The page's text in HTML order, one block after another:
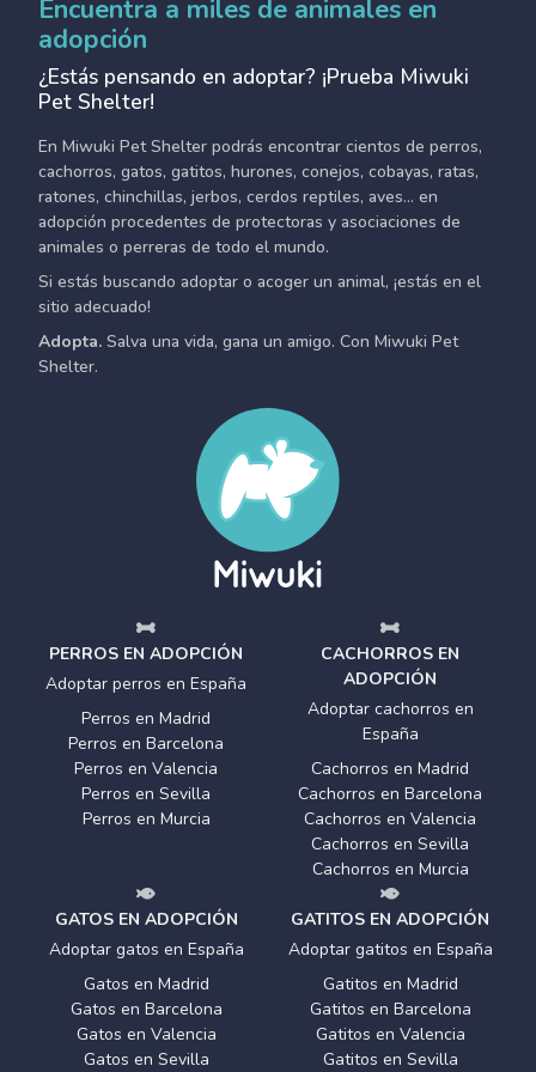
Encuentra a miles de animales en
adopción
¿Estás pensando en adoptar? ¡Prueba Miwuki
Pet Shelter!
En Miwuki Pet Shelter podrás encontrar cientos de perros,
cachorros, gatos, gatitos, hurones, conejos, cobayas, ratas,
ratones, chinchillas, jerbos, cerdos reptiles, aves... en
adopción procedentes de protectoras y asociaciones de
animales o perreras de todo el mundo.
Si estás buscando adoptar o acoger un animal, ¡estás en el
sitio adecuado!
Adopta. Salva una vida, gana un amigo. Con Miwuki Pet
Shelter.
PERROS EN ADOPCIÓN
Adoptar perros en España
Perros en Madrid
Perros en Barcelona
Perros en Valencia
Perros en Sevilla
Perros en Murcia
CACHORROS EN
ADOPCIÓN
Adoptar cachorros en
España
Cachorros en Madrid
Cachorros en Barcelona
Cachorros en Valencia
Cachorros en Sevilla
Cachorros en Murcia
GATOS EN ADOPCIÓN
Adoptar gatos en España
Gatos en Madrid
Gatos en Barcelona
Gatos en Valencia
Gatos en Sevilla
GATITOS EN ADOPCIÓN
Adoptar gatitos en España
Gatitos en Madrid
Gatitos en Barcelona
Gatitos en Valencia
Gatitos en Sevilla